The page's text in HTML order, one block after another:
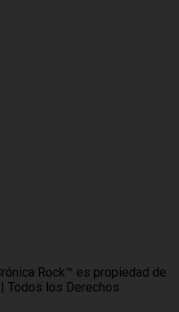
Rock™ es propiedad de
Todos los Derechos